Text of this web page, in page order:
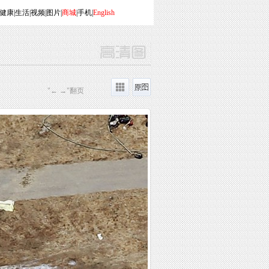
康|生活|视频| 图片|商城|手机|English
"← →"翻页